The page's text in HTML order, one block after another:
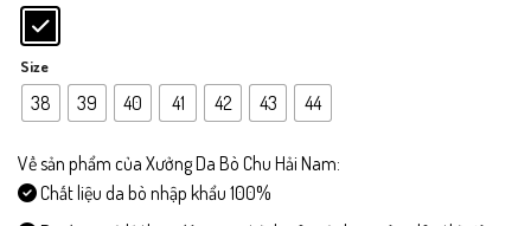
Size
38 39 40 41 42 43 44
Về sản phẩm của Xưởng Da Bò Chu Hải Nam:
Chất liệu da bò nhập khẩu 100%